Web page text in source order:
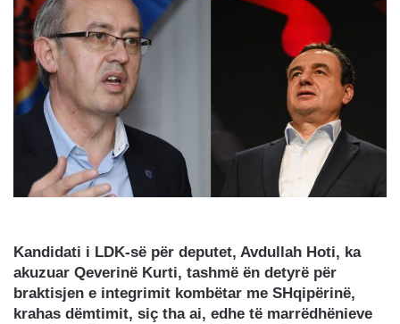
Kandidati i LDK-së për deputet, Avdullah Hoti, ka
akuzuar Qeverinë Kurti, tashmë ën detyrë për
braktisjen e integrimit kombëtar me SHqipërinë,
krahas dëmtimit, siç tha ai, edhe të marrëdhënieve